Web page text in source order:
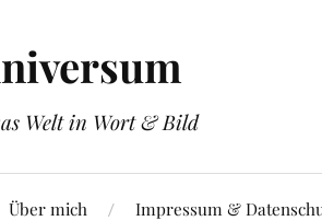
Welt in Wort & Bild
Über mich Impressum &